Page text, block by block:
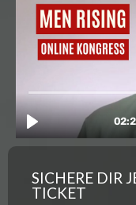
SICHERE DIR
TICKET